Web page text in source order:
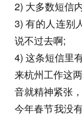
2) 大多数短信
3) 有的人连别
说不过去啊;
4) 这条短信里
来杭州工作这
音就精神紧张
今年春节我没